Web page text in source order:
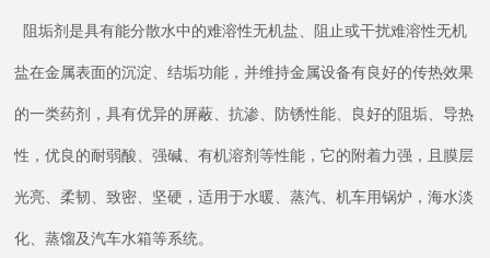
阻垢剂是具有能分散水中的难溶性无机盐、阻止或干扰难溶性无机
盐在金属表面的沉淀、结垢功能，并维持金属设备有良好的传热效果
的一类药剂，具有优异的屏蔽、抗渗、防锈性能、良好的阻垢、导热
性，优良的耐弱酸、强碱、有机溶剂等性能，它的附着力强，且膜层
光亮、柔韧、致密、坚硬，适用于水暖、蒸汽、机车用锅炉，海水淡
化、蒸馏及汽车水箱等系统。